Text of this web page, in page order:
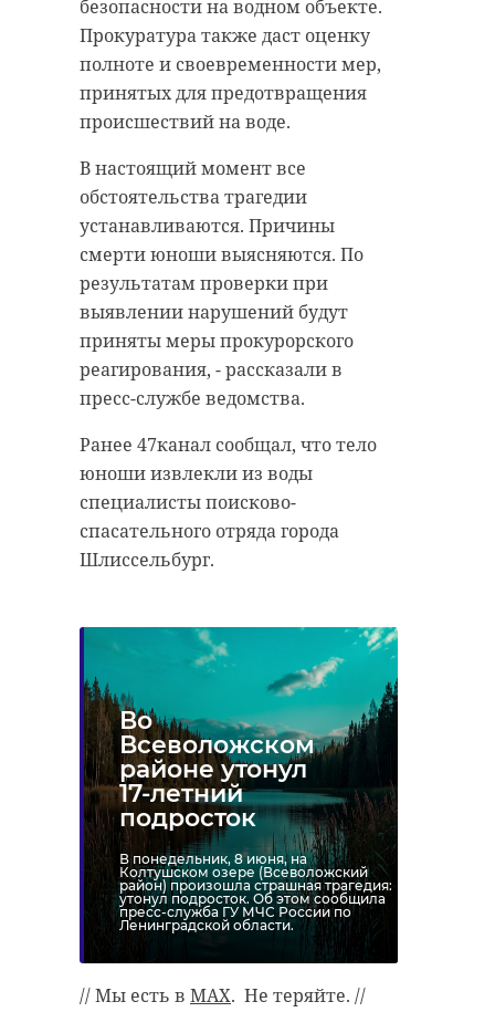
безопасности на водном объекте.
Прокуратура также даст оценку
полноте и своевременности мер,
принятых для предотвращения
происшествий на воде.
В настоящий момент все
обстоятельства трагедии
устанавливаются. Причины
смерти юноши выясняются. По
результатам проверки при
выявлении нарушений будут
приняты меры прокурорского
реагирования, - рассказали в
пресс-службе ведомства.
Ранее 47канал сообщал, что тело
юноши извлекли из воды
специалисты поисково-
спасательного отряда города
Шлиссельбург.
Во
Всеволожском
районе утонул
17-летний
подросток
В понедельник, 8 июня, на
Колтушском озере (Всеволожский
район) произошла страшная трагедия:
утонул подросток. Об этом сообщила
пресс-служба ГУ МЧС России по
Ленинградской области.
// Мы есть в MAX. Не теряйте. //
базовую — более трех тысяч
школьников. Свои результаты
ребята узнают не позднее 23
июня.
Математика является одним из
двух обязательных предметов для
получения аттестата. 4 июня
школьники сдавали ЕГЭ по
русскому языку.
Фото:
https://max.ru/obr_47/AZ6nesRbT80
егэ математика
Поделиться статьей:
РЕКОМЕНДУЕМ
5,5 тысяч
Более пяти
летний юноша. Спасатели
извлекли из воды тело подростка.
Что стало причиной трагедии, не
сообщается.
Фото: Изображение создано при
помощи нейросети
всеволожский район
утонул человек
Поделиться статьей: